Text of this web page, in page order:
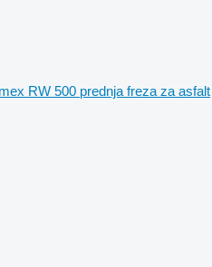
RW 500 prednja freza za asfalt